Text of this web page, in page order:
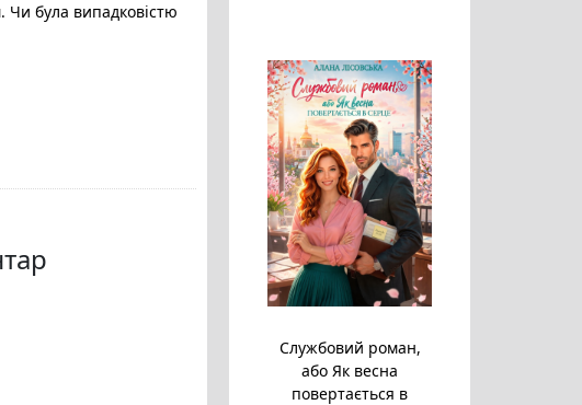
Чи була випадковістю
Службовий роман,
або Як весна
повертається в